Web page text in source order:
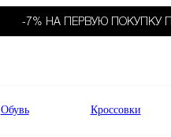
-7% НА ПЕРВУЮ ПОКУПКУ
Обувь Кроссовки